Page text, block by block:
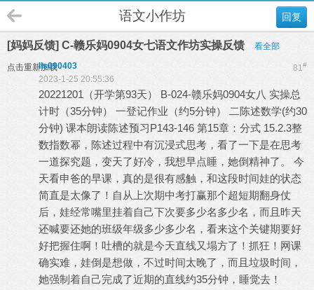
回复
语文小作坊
[妈妈反馈] C-赣乐妈0904女七语文作坊实操反馈 看全部
点击重新加载 81#
lls090403
2023-1-25 20:55:36
20221201（开学第93天） B-024-赣乐妈0904女八 实操总
计时（35分钟） 一登记作业（约5分钟） 二陈述数学(约30
分钟) 课本朗读陈述预习P143-146 第15章：分式 15.2.3整
数指数幂，陈述过程中有沉浸式思考，看了一下是在思考
一道探究题，变天了好冷，我想早点睡，她倒精神了。 今
天看申爸的早课，真的是很有感触，和这段时间娃的状态
简直是太像了！自从上次期中考打赢那个超短期翻身仗
后，娃经常嘴里挂着自己下次要多少名多少名，而且昨天
还喊要还她的班级年级多少多少名，看来这个关键期要好
好把握住啊！吐槽的就是今天直线又塌方了！抓狂！网课
确实难，娃倒是想做，不过时间太晚了，而且垃圾时间，
她强制着自己完成了近期的直线约35分钟，睡觉去！